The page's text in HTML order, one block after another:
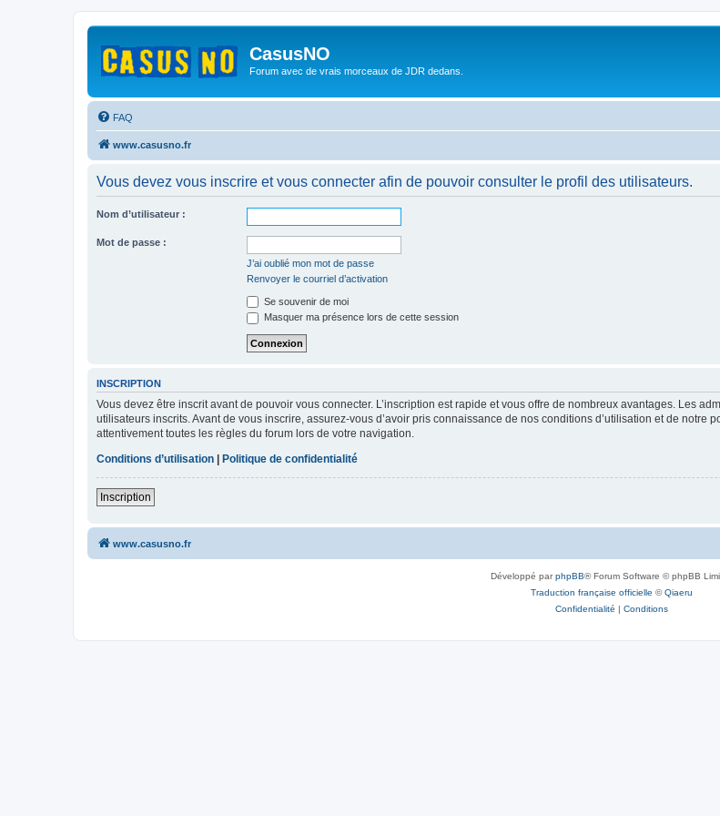
CasusNO
Forum avec de vrais morceaux de JDR dedans.
FAQ
www.casusno.fr
Vous devez vous inscrire et vous connecter afin de pouvoir consulter le profil des utilisateurs.
Nom d’utilisateur :
Mot de passe :
J’ai oublié mon mot de passe
Renvoyer le courriel d’activation
Se souvenir de moi
Masquer ma présence lors de cette session
INSCRIPTION
Vous devez être inscrit avant de pouvoir vous connecter. L’inscription est rapide et vous offre de nombreux avantages. Les
utilisateurs inscrits. Avant de vous inscrire, assurez-vous d’avoir pris connaissance de nos conditions d’utilisation et de
attentivement toutes les règles du forum lors de votre navigation.
Conditions d’utilisation
Politique de confidentialité
Inscription
www.casusno.fr
Développé parphpBB® Forum Software © phpBB
Traduction française officielle ©Qiaeru
Confidentialité | Conditions